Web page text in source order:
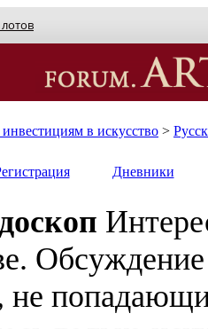
в искусство >
Дневники